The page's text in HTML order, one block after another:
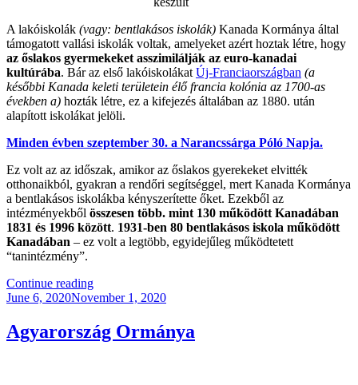
A lakóiskolák (vagy: bentlakásos iskolák) Kanada Kormánya által
támogatott vallási iskolák voltak, amelyeket azért hoztak létre, hogy
az őslakos gyermekeket asszimilálják az euro-kanadai
kultúrába. Bár az első lakóiskolákat Új-Franciaországban (a
későbbi Kanada keleti területein élő francia kolónia az 1700-as
években a) hozták létre, ez a kifejezés általában az 1880. után
alapított iskolákat jelöli.
Minden évben szeptember 30. a Narancssárga Póló Napja.
Ez volt az az időszak, amikor az őslakos gyerekeket elvitték
otthonaikból, gyakran a rendőri segítséggel, mert Kanada Kormánya
a bentlakásos iskolákba kényszerítette őket. Ezekből az
intézményekből összesen több. mint 130 működött Kanadában
1831 és 1996 között. 1931-ben 80 bentlakásos iskola működött
Kanadában – ez volt a legtöbb, egyidejűleg működtetett
“tanintézmény”.
Continue reading“A
Narancssárga
Története”
Posted
June 6, 2020November 1, 2020
Agyarország Ormánya